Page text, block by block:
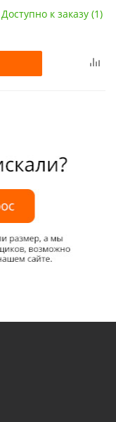
Доступно к заказу (1)